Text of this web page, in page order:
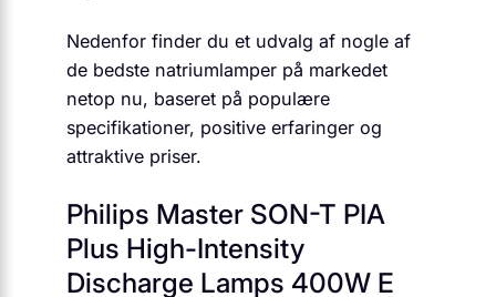
Nedenfor finder du et udvalg af nogle af
de bedste natriumlamper på markedet
netop nu, baseret på populære
specifikationer, positive erfaringer og
attraktive priser.
Philips Master SON-T PIA
Plus High-Intensity
Discharge Lamps 400W E